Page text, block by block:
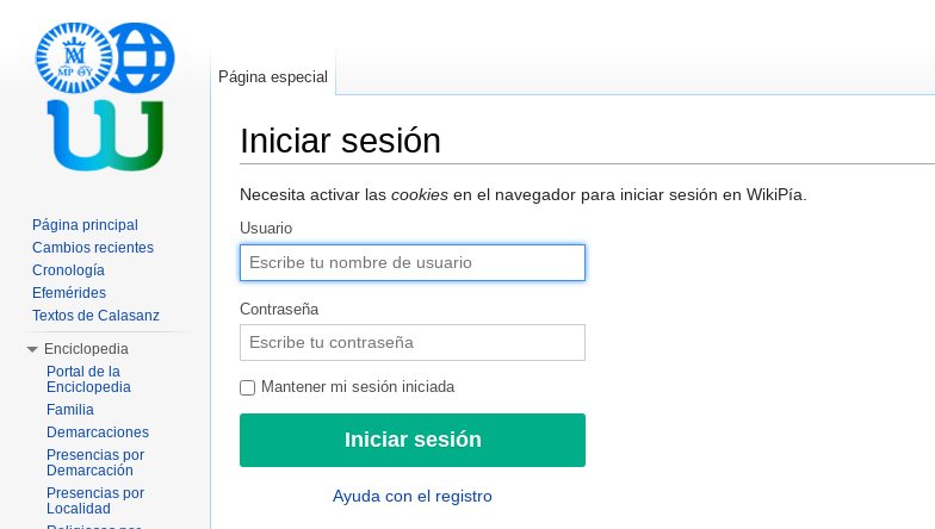
Iniciar sesión
Necesita activar las cookies en el navegador para iniciar sesión en WikiPía.
Usuario
Contraseña
Mantener mi sesión iniciada
Ayuda con el registro
Página especial
Página principal
Cambios recientes
Cronología
Efemérides
Textos de Calasanz
Enciclopedia
Portal de la
Enciclopedia
Familia
Demarcaciones
Presencias por
Demarcación
Presencias por
Localidad